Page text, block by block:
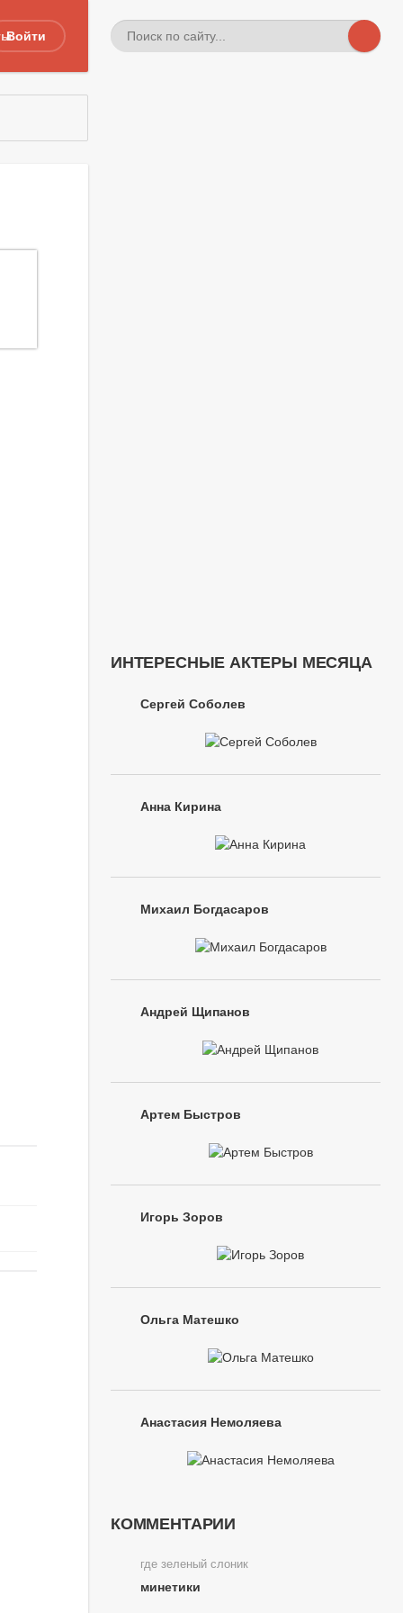
Войти
ИНТЕРЕСНЫЕ АКТЕРЫ МЕСЯЦА
Сергей Соболев
Анна Кирина
Михаил Богдасаров
Андрей Щипанов
Артем Быстров
Игорь Зоров
Ольга Матешко
Анастасия Немоляева
КОММЕНТАРИИ
где зеленый слоник
минетики